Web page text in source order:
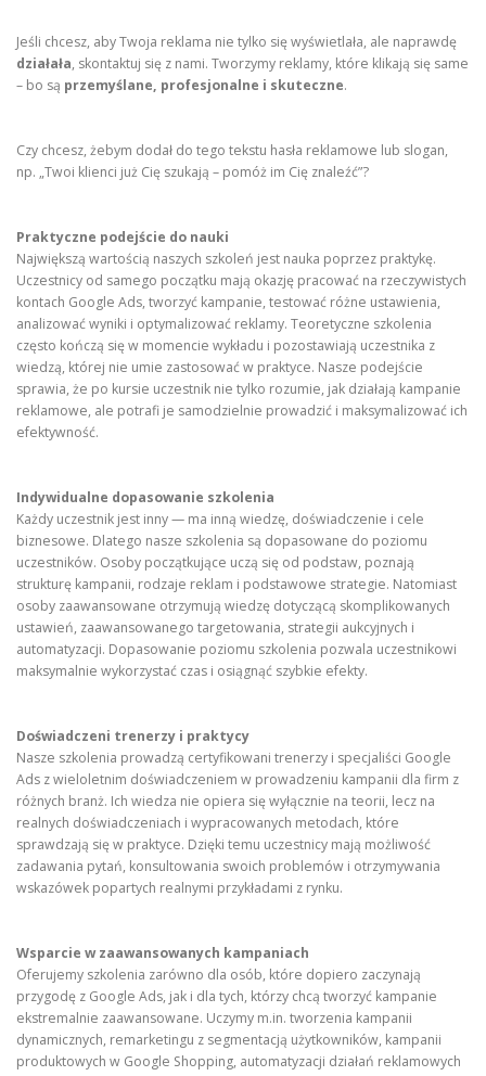
Jeśli chcesz, aby Twoja reklama nie tylko się wyświetlała, ale naprawdę
działała, skontaktuj się z nami. Tworzymy reklamy, które klikają się same
– bo są przemyślane, profesjonalne i skuteczne.
Czy chcesz, żebym dodał do tego tekstu hasła reklamowe lub slogan,
np. „Twoi klienci już Cię szukają – pomóż im Cię znaleźć”?
Praktyczne podejście do nauki
Największą wartością naszych szkoleń jest nauka poprzez praktykę.
Uczestnicy od samego początku mają okazję pracować na rzeczywistych
kontach Google Ads, tworzyć kampanie, testować różne ustawienia,
analizować wyniki i optymalizować reklamy. Teoretyczne szkolenia
często kończą się w momencie wykładu i pozostawiają uczestnika z
wiedzą, której nie umie zastosować w praktyce. Nasze podejście
sprawia, że po kursie uczestnik nie tylko rozumie, jak działają kampanie
reklamowe, ale potrafi je samodzielnie prowadzić i maksymalizować ich
efektywność.
Indywidualne dopasowanie szkolenia
Każdy uczestnik jest inny — ma inną wiedzę, doświadczenie i cele
biznesowe. Dlatego nasze szkolenia są dopasowane do poziomu
uczestników. Osoby początkujące uczą się od podstaw, poznają
strukturę kampanii, rodzaje reklam i podstawowe strategie. Natomiast
osoby zaawansowane otrzymują wiedzę dotyczącą skomplikowanych
ustawień, zaawansowanego targetowania, strategii aukcyjnych i
automatyzacji. Dopasowanie poziomu szkolenia pozwala uczestnikowi
maksymalnie wykorzystać czas i osiągnąć szybkie efekty.
Doświadczeni trenerzy i praktycy
Nasze szkolenia prowadzą certyfikowani trenerzy i specjaliści Google
Ads z wieloletnim doświadczeniem w prowadzeniu kampanii dla firm z
różnych branż. Ich wiedza nie opiera się wyłącznie na teorii, lecz na
realnych doświadczeniach i wypracowanych metodach, które
sprawdzają się w praktyce. Dzięki temu uczestnicy mają możliwość
zadawania pytań, konsultowania swoich problemów i otrzymywania
wskazówek popartych realnymi przykładami z rynku.
Wsparcie w zaawansowanych kampaniach
Oferujemy szkolenia zarówno dla osób, które dopiero zaczynają
przygodę z Google Ads, jak i dla tych, którzy chcą tworzyć kampanie
ekstremalnie zaawansowane. Uczymy m.in. tworzenia kampanii
dynamicznych, remarketingu z segmentacją użytkowników, kampanii
produktowych w Google Shopping, automatyzacji działań reklamowych